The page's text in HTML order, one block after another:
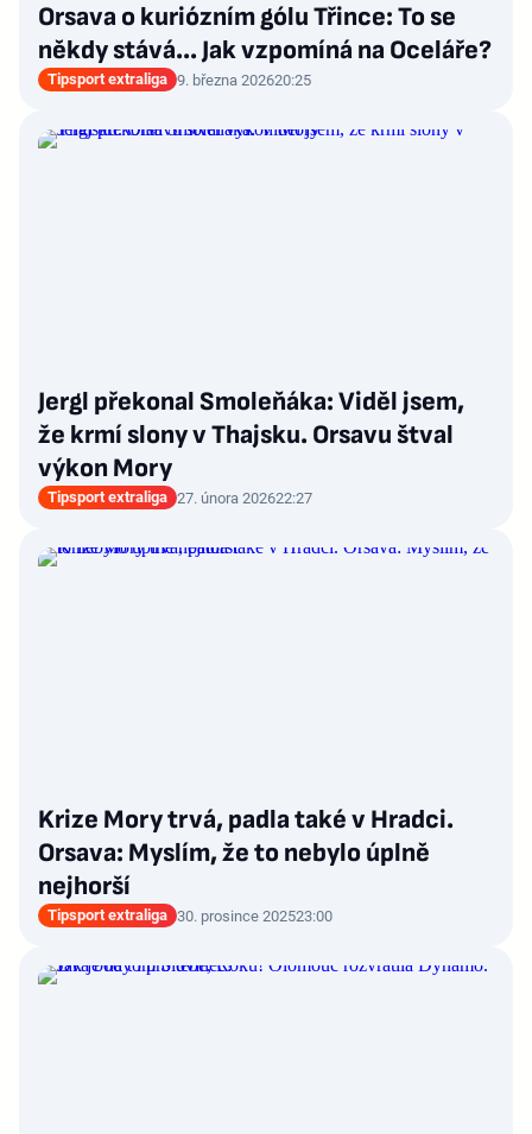
Orsava o kuriózním gólu Třince: To se
někdy stává… Jak vzpomíná na Oceláře?
Tipsport extraliga 9. března 202620:25
Jergl překonal Smoleňáka: Viděl jsem,
že krmí slony v Thajsku. Orsavu štval
výkon Mory
Tipsport extraliga 27. února 202622:27
Krize Mory trvá, padla také v Hradci.
Orsava: Myslím, že to nebylo úplně
nejhorší
Tipsport extraliga 30. prosince 202523:00